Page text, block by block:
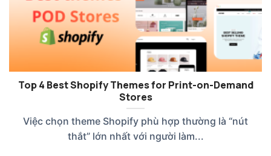
Top 4 Best Shopify Themes for Print-on-Demand
Stores
Việc chọn theme Shopify phù hợp thường là “nút
thắt” lớn nhất với người làm...